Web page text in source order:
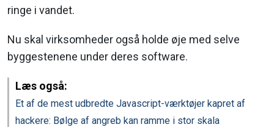
ringe i vandet.
Nu skal virksomheder også holde øje med selve
byggestenene under deres software.
Læs også:
Et af de mest udbredte Javascript-værktøjer kapret af
hackere: Bølge af angreb kan ramme i stor skala